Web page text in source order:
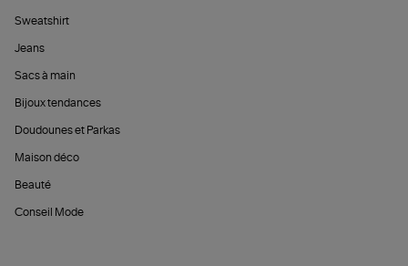
Sweatshirt
Jeans
Sacs à main
Bijoux tendances
Doudounes et Parkas
Maison déco
Beauté
Conseil Mode